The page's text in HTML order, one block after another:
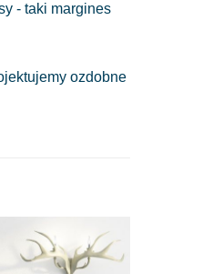
- taki margines
ozdobne